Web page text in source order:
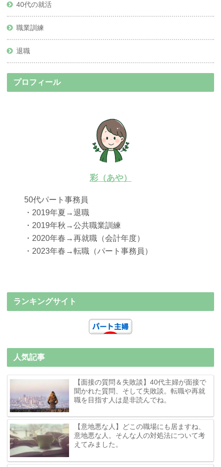
40代の就活
職業訓練
退職
プロフィール
彩（あや）
50代パート事務員
・2019年夏→退職
・2019年秋→公共職業訓練
・2020年春→再就職（会計年度）
・2023年春→転職（パート事務員）
ランキングサイト
人気記事
【面接の質問＆失敗談】40代主婦が面接で
聞かれた質問、そして失敗談。転職や再就
職を目指す人は是非読んでね。
【意地悪な人】どこの職場にも居ますね、
意地悪な人。そんな人の対処法について考
えてみました。